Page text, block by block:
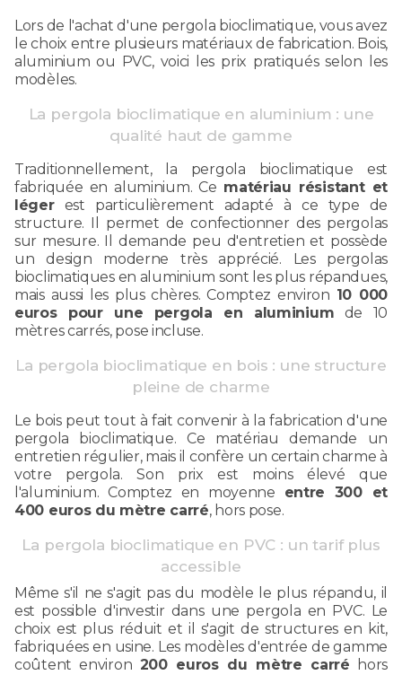
Lors de l'achat d'une pergola bioclimatique, vous avez
le choix entre plusieurs matériaux de fabrication. Bois,
aluminium ou PVC, voici les prix pratiqués selon les
modèles.
La pergola bioclimatique en aluminium : une
qualité haut de gamme
Traditionnellement, la pergola bioclimatique est
fabriquée en aluminium. Ce matériau résistant et
légerest particulièrement adapté à ce type de
structure. Il permet de confectionner des pergolas
sur mesure. Il demande peu d'entretien et possède
un design moderne très apprécié. Les pergolas
bioclimatiques en aluminium sont les plus répandues,
mais aussi les plus chères. Comptez environ 10 000
euros pour une pergola en aluminium de 10
mètres carrés, pose incluse.
La pergola bioclimatique en bois : une structure
pleine de charme
Le bois peut tout à fait convenir à la fabrication d'une
pergola bioclimatique. Ce matériau demande un
entretien régulier, mais il confère un certain charme à
votre pergola. Son prix est moins élevé que
l'aluminium. Comptez en moyenne entre 300 et
400 euros du mètre carré, hors pose.
La pergola bioclimatique en PVC : un tarif plus
accessible
Même s'il ne s'agit pas du modèle le plus répandu, il
est possible d'investir dans une pergola en PVC. Le
choix est plus réduit et il s'agit de structures en kit,
fabriquées en usine. Les modèles d'entrée de gamme
coûtent environ 200 euros du mètre carré hors